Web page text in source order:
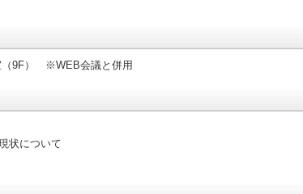
9F） ※WEB会議と併用
状について